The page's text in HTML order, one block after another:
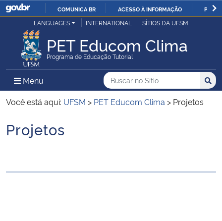
IR
O
COMUNICA BR ACESSO À INFORMAÇÃO
Ministério da Justiça e Segurança Pública
Ministério da Defesa
Ministério das Relações Exteriores
Ministério da Economia
LANGUAGES INTERNATIONAL SÍTIOS DA UFSM
PET Educom Clima
Programa de Educação Tutorial
Menu Menu Principal do Sítio
Busca
Buscar no no Sítio
Busca:
Você está aqui: UFSM > PET Educom Clima > Projetos
Início do conteúdo
Projetos